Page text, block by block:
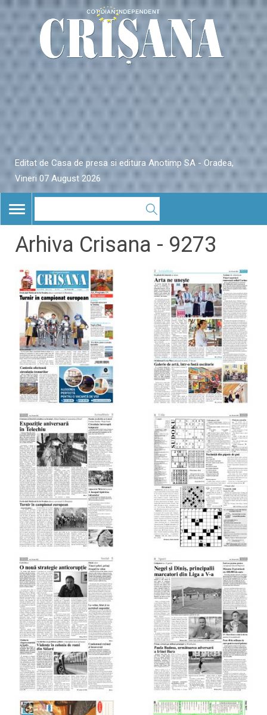
Editat de Casa de presa si editura Anotimp SA - Oradea,
Vineri 07 August 2026
TOGGLE
NAVIGATION
Arhiva Crisana - 9273